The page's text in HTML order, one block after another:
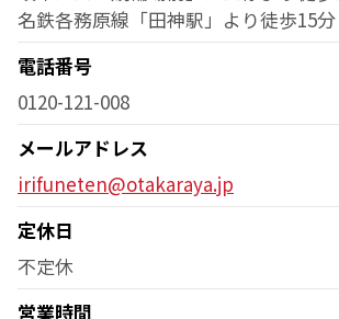
名鉄各務原線「田神駅」より徒歩15分
電話番号
0120-121-008
メールアドレス
irifuneten@otakaraya.jp
定休日
不定休
営業時間